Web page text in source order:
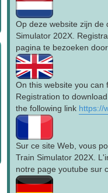
Op deze website zijn de
Simulator 202X.
pagina te bezoeken
On this website you can
Registration to
the following link https://
Sur ce site Web, vous
Train Simulator 202X.
notre page youtube sur